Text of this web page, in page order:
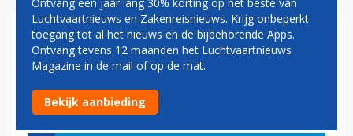
ONTRUIMING TOESTEL WIZZ
AIR IN BELGRADO OM
BOMMELDING
Luchtvaartnieuws en Zakenreisnieuws. Krijg onbeperkt
toegang tot al het nieuws en de bijbehorende Apps.
Ontvang tevens 12 maanden het Luchtvaartnieuws
Magazine in de mail of op de mat.
Bekijk aanbieding